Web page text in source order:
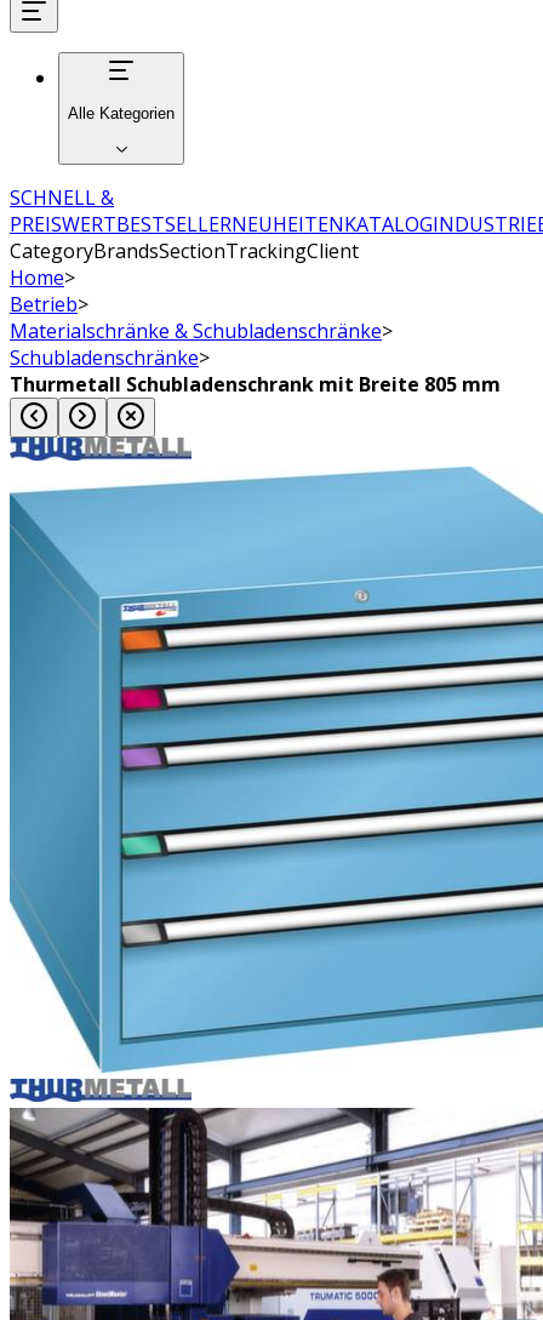
Alle Kategorien
SCHNELL &
PREISWERTBESTSELLERNEUHEITENKATALOG
CategoryBrandsSectionTrackingClient
Home>
Betrieb>
Materialschränke & Schubladenschränke>
Schubladenschränke>
Thurmetall Schubladenschrank mit Breite 805 mm